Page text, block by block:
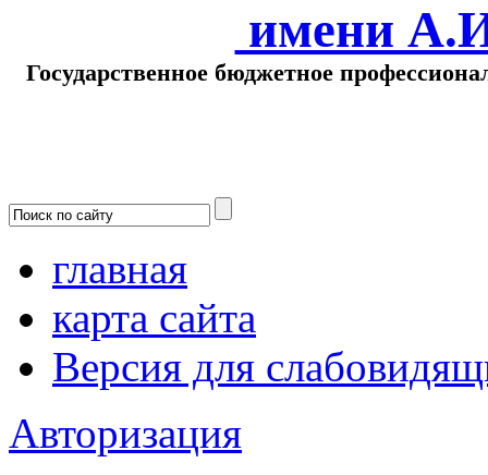
имени
Государственное бюджетное
главная
карта сайта
Версия для
Авторизация